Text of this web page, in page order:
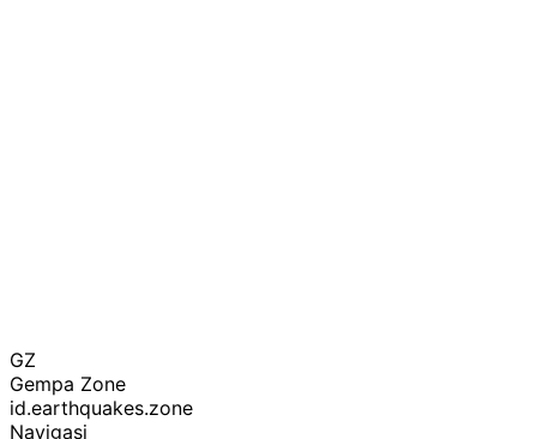
GZ
Gempa Zone
id.earthquakes.zone
Navigasi